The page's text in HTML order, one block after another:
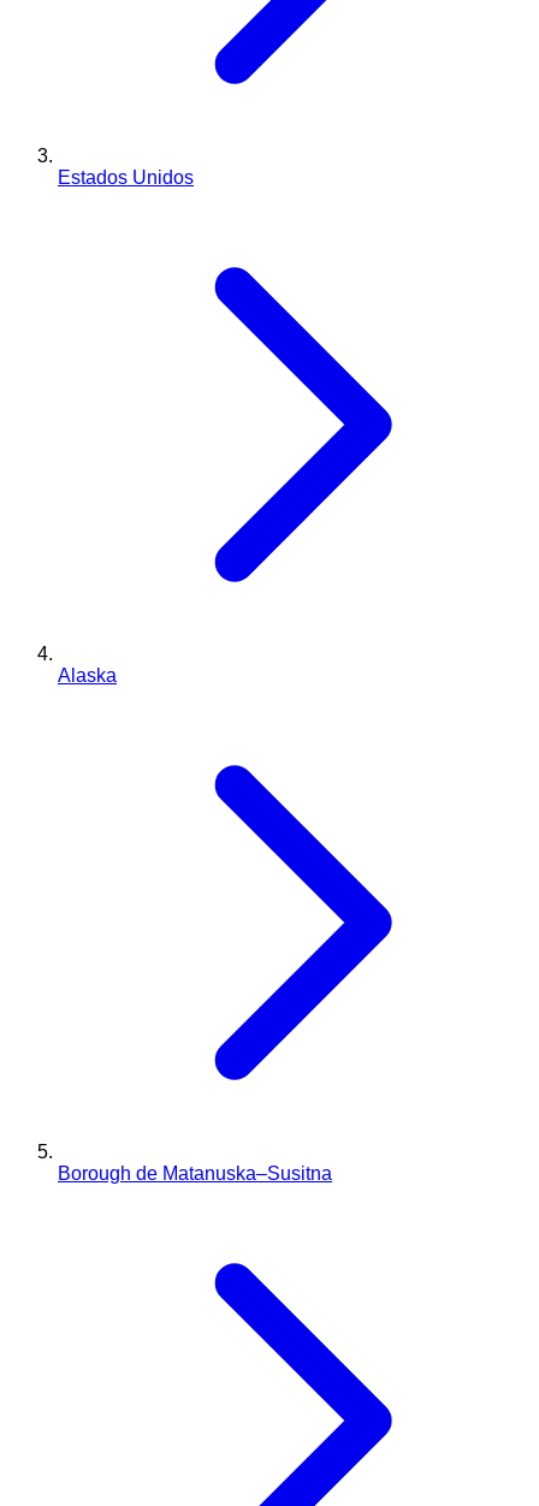
Estados Unidos
Alaska
Borough de Matanuska–Susitna